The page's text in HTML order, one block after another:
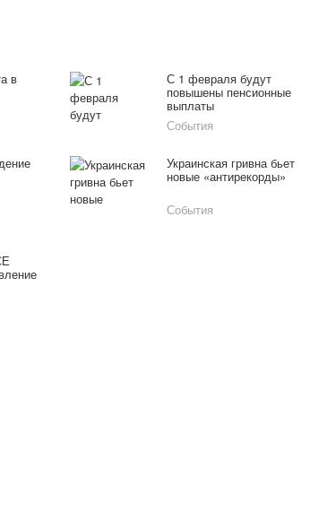
в С 1 февраля будут
повышены пенсионные
выплаты
События
Украинская гривна бьет
новые «антирекорды»
События